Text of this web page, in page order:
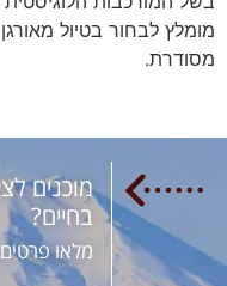
מומלץ לבחור בטיול
מסודרת.
מוכנים
בחיים?
מלאו